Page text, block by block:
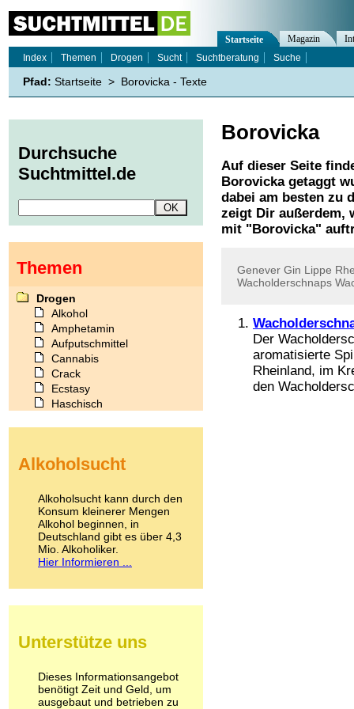
Borovicka
Auf dieser Seite
Borovickagetaggt
dabei am besten zu
zeigt Dir außerdem,
mit " Borovicka"
Genever Gin Lippe
Wacholderschnaps
Der
aromatisierte
Rheinland, im
den
Startseite Magazin
Index
Themen Drogen Sucht Suchtberatung Suche
Pfad: Startseite > Borovicka - Texte
Durchsuche
Suchtmittel.de
Themen
Drogen
Alkohol
Amphetamin
Aufputschmittel
Cannabis
Crack
Ecstasy
Haschisch
Kokain
LSD
Marihuana
Medikamente
Meskalin
Metamphetamin
Methadon
Pilze
Psychopharmaka
Schlafmittel
Schmerzmittel
Alkoholsucht
Alkoholsucht kann durch den
Konsum kleinerer Mengen
Alkohol beginnen, in
Deutschland gibt es über 4,3
Mio. Alkoholiker.
Hier Informieren ...
Unterstütze uns
Dieses Informationsangebot
benötigt Zeit und Geld, um
ausgebaut und betrieben zu